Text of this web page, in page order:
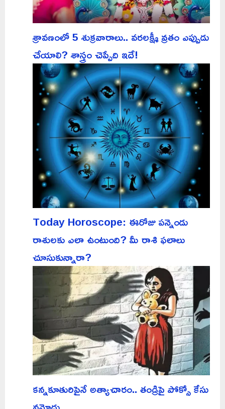
శ్రావణంలో 5 శుక్రవారాలు.. వరలక్ష్మీ వ్రతం ఎప్పుడు
చేయాలి? శాస్త్రం చెప్పేది ఇదే!
Today Horoscope: ఈరోజు పన్నెండు
రాశులకు ఎలా ఉంటుంది? మీ రాశి ఫలాలు
చూసుకున్నారా?
కన్నకూతురిపైనే అత్యాచారం.. తండ్రిపై పోక్సో కేసు